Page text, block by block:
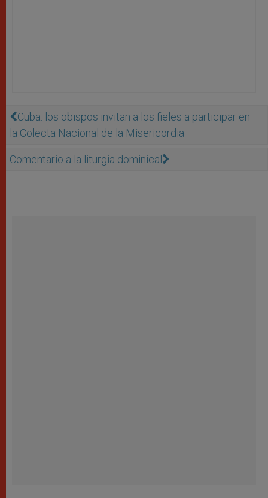
Cuba: los obispos invitan a los fieles a participar en
la Colecta Nacional de la Misericordia
Comentario a la liturgia dominical